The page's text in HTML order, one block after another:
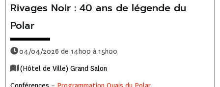
Rivages Noir : 40 ans de légende du
Polar
04/04/2026 de 14h00 à 15h00
(Hôtel de Ville) Grand Salon